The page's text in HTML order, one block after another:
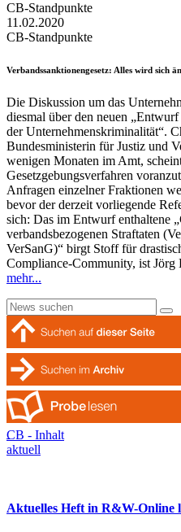
CB-Standpunkte
11.02.2020
CB-Standpunkte
Verbandssanktionengesetz: Alles wird sich
Die Diskussion um das
diesmal über den neuen
der Unternehmenskriminalität“.
Bundesministerin für Justiz und
wenigen Monaten im Amt,
Gesetzgebungsverfahren
Anfragen einzelner Fraktionen
bevor der derzeit vorliegende
sich: Das im Entwurf enthaltene
verbandsbezogenen Straftaten
VerSanG)“ birgt Stoff für
Compliance-Community, ist Jörg
mehr...
CB - Inhalt
aktuell
Aktuelles Heft in R&W-Online